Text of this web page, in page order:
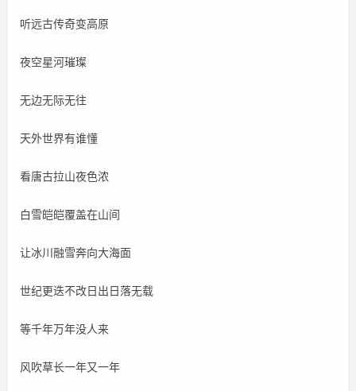
听远古传奇变高原
夜空星河璀璨
无边无际无往
天外世界有谁懂
看唐古拉山夜色浓
白雪皑皑覆盖在山间
让冰川融雪奔向大海面
世纪更迭不改日出日落无载
等千年万年没人来
风吹草长一年又一年